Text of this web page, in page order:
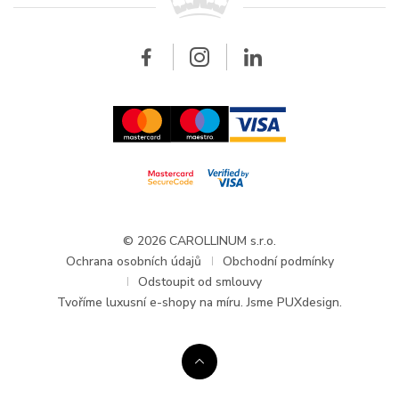
Velkoobchod
Velkoobchod
O společnosti Carollinum
Aktuality a oznámení
© 2026 CAROLLINUM s.r.o.
Ochrana osobních údajů
Obchodní podmínky
Odstoupit od smlouvy
Tvoříme luxusní e-shopy na míru. Jsme PUXdesign.